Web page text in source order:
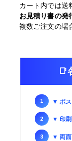
カート内では送
お見積り書の発
複数ご注文の場
▼ ポ
▼ 印
▼ 両